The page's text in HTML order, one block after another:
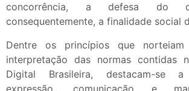
concorrência, a defesa do
consequentemente, a finalidade social
Dentre os princípios que
interpretação das normas contidas
Digital Brasileira, destacam-se
expressão, comunicação e